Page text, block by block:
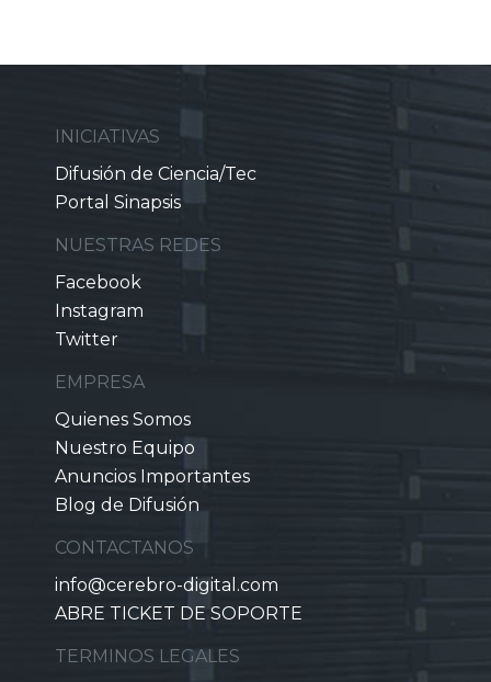
INICIATIVAS
Difusión de Ciencia/Tec
Portal Sinapsis
NUESTRAS REDES
Facebook
Instagram
Twitter
EMPRESA
Quienes Somos
Nuestro Equipo
Anuncios Importantes
Blog de Difusión
CONTACTANOS
info@cerebro-digital.com
ABRE TICKET DE SOPORTE
TERMINOS LEGALES